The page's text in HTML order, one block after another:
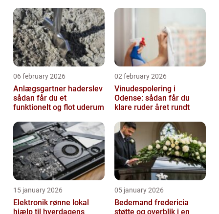
06 february 2026
Anlægsgartner haderslev
sådan får du et
funktionelt og flot uderum
02 february 2026
Vinudespolering i
Odense: sådan får du
klare ruder året rundt
15 january 2026
Elektronik rønne lokal
hjælp til hverdagens
05 january 2026
Bedemand fredericia
støtte og overblik i en